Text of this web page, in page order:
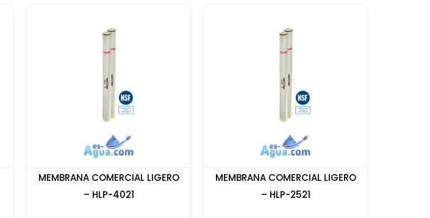
MEMBRANA COMERCIAL LIGERO
– HLP-4021
MEMBRANA COMERCIAL LIGERO
– HLP-2521